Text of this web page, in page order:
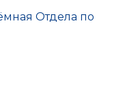
Отдела по